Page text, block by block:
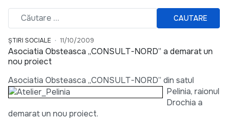
CAUTARE
ȘTIRI SOCIALE 11/10/2009
Asociatia Obsteasca „CONSULT-NORD” a demarat un
nou proiect
Asociatia Obsteasca „CONSULT-NORD” din satul
Pelinia, raionul
Drochia a
demarat un nou proiect.